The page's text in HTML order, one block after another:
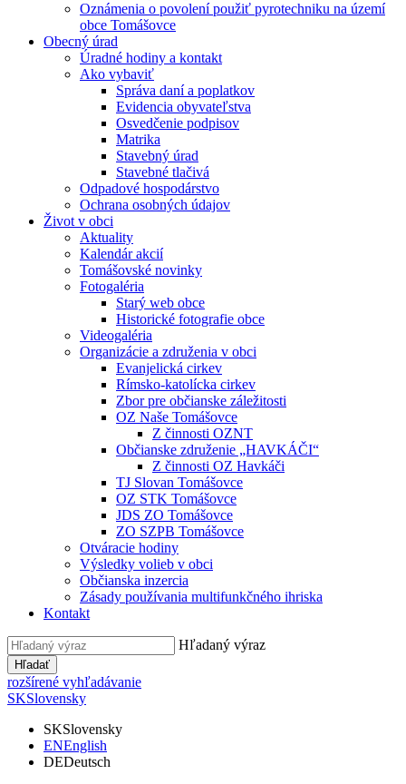
Oznámenia o povolení použiť pyrotechniku na území
obce Tomášovce
Obecný úrad
Úradné hodiny a kontakt
Ako vybaviť
Správa daní a poplatkov
Evidencia obyvateľstva
Osvedčenie podpisov
Matrika
Stavebný úrad
Stavebné tlačivá
Odpadové hospodárstvo
Ochrana osobných údajov
Život v obci
Aktuality
Kalendár akcií
Tomášovské novinky
Fotogaléria
Starý web obce
Historické fotografie obce
Videogaléria
Organizácie a združenia v obci
Evanjelická cirkev
Rímsko-katolícka cirkev
Zbor pre občianske záležitosti
OZ Naše Tomášovce
Z činnosti OZNT
Občianske združenie „HAVKÁČI“
Z činnosti OZ Havkáči
TJ Slovan Tomášovce
OZ STK Tomášovce
JDS ZO Tomášovce
ZO SZPB Tomášovce
Otváracie hodiny
Výsledky volieb v obci
Občianska inzercia
Zásady používania multifunkčného ihriska
Kontakt
Hľadaný výraz
Hľadať
rozšírené vyhľadávanie
SKSlovensky
SKSlovensky
ENEnglish
DEDeutsch